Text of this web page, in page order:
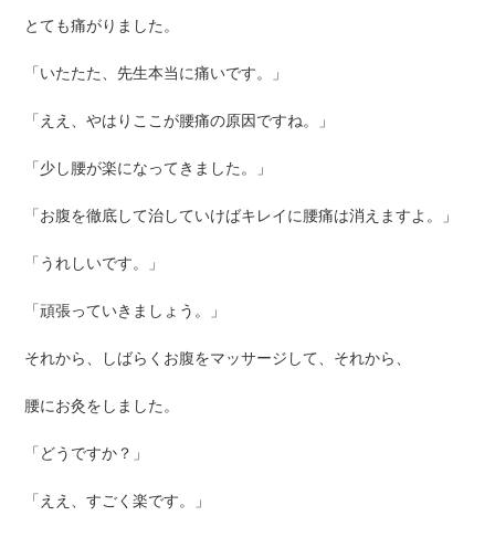
とても痛がりました。
「いたたた、先生本当に痛いです。」
「ええ、やはりここが腰痛の原因ですね。」
「少し腰が楽になってきました。」
「お腹を徹底して治していけばキレイに腰痛は消えますよ。」
「うれしいです。」
「頑張っていきましょう。」
それから、しばらくお腹をマッサージして、それから、
腰にお灸をしました。
「どうですか？」
「ええ、すごく楽です。」